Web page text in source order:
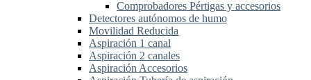
Comprobadores Pértigas y accesorios
Detectores autónomos de humo
Movilidad Reducida
Aspiración 1 canal
Aspiración 2 canales
Aspiración Accesorios